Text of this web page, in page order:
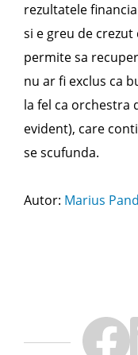
rezultatele
si e greu de crezut
permite sa
nu ar fi exclus ca
la fel ca orchestra
evident), care
se scufunda.
Autor: Marius